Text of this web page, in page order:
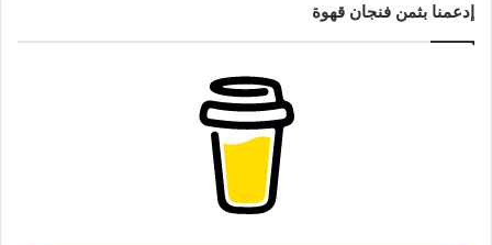
إدعمنا بثمن فنجان قهوة